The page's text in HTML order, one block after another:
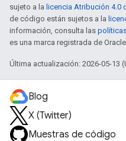
sujeto a la licencia Atribución 4.0
de código están sujetos a la
información, consulta las
es una marca registrada de
Última actualización: 2026-05-13
Blog
X (Twitter)
Muestras de código